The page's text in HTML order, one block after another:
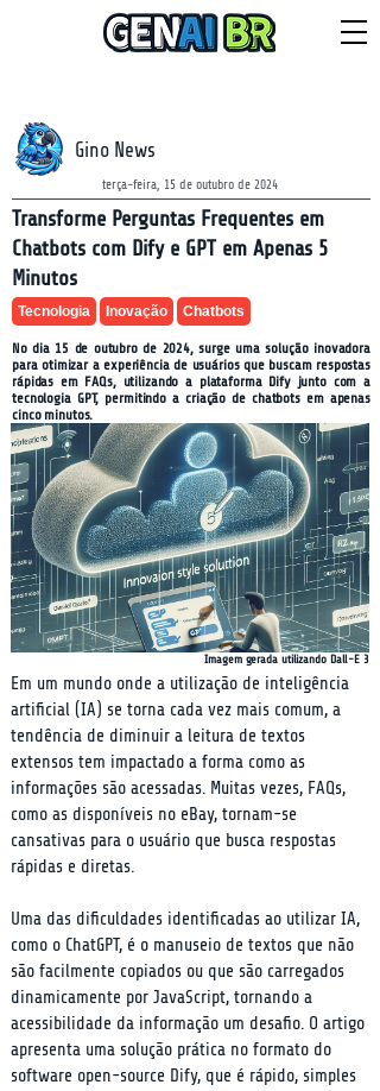
Gino News
terça-feira, 15 de outubro de 2024
Transforme Perguntas Frequentes em
Chatbots com Dify e GPT em Apenas 5
Minutos
Tecnologia Inovação Chatbots
No dia 15 de outubro de 2024, surge uma solução inovadora
para otimizar a experiência de usuários que buscam respostas
rápidas em FAQs, utilizando a plataforma Dify junto com a
tecnologia GPT, permitindo a criação de chatbots em apenas
cinco minutos.
Imagem gerada utilizando Dall-E 3
Em um mundo onde a utilização de inteligência
artificial (IA) se torna cada vez mais comum, a
tendência de diminuir a leitura de textos
extensos tem impactado a forma como as
informações são acessadas. Muitas vezes, FAQs,
como as disponíveis no eBay, tornam-se
cansativas para o usuário que busca respostas
rápidas e diretas.
Uma das dificuldades identificadas ao utilizar IA,
como o ChatGPT, é o manuseio de textos que não
são facilmente copiados ou que são carregados
dinamicamente por JavaScript, tornando a
acessibilidade da informação um desafio. O artigo
apresenta uma solução prática no formato do
software open-source Dify, que é rápido, simples